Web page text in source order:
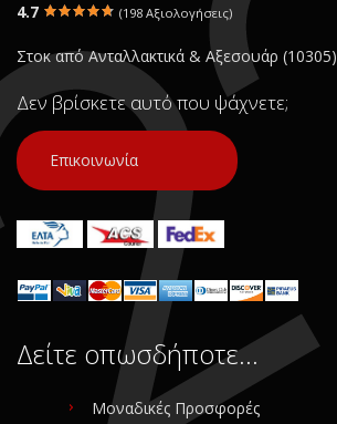
4.7 (198 Αξιολογήσεις)
Στοκ από Ανταλλακτικά & Αξεσουάρ (10305)
Δεν βρίσκετε αυτό που ψάχνετε;
Επικοινωνία
Δείτε οπωσδήποτε…
Μοναδικές Προσφορές